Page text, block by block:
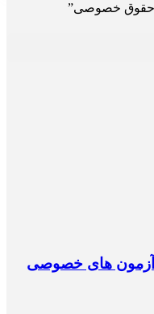
حقوق خصوصی”
آزمون های خصوصی